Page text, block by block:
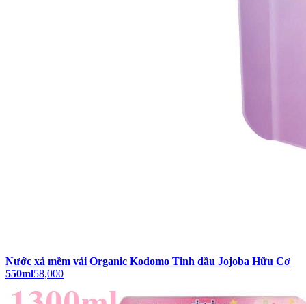
Nước xả mềm vải Organic Kodomo Tinh dầu Jojoba Hữu Cơ
550ml58,000